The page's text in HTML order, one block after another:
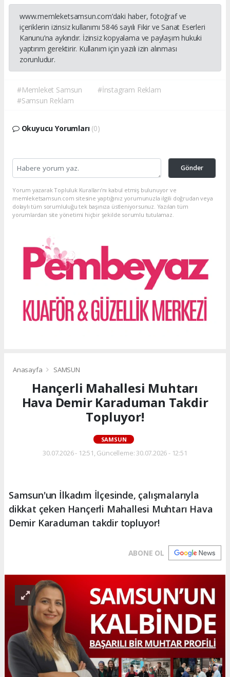
www.memleketsamsun.com’daki haber, fotoğraf ve
içeriklerin izinsiz kullanımı 5846 sayılı Fikir ve Sanat Eserleri
Kanunu’na aykırıdır. İzinsiz kopyalama ve paylaşım hukuki
yaptırım gerektirir. Kullanım için yazılı izin alınması
zorunludur.
#Memleket Samsun
#İnstagram Reklam
#Samsun Reklam
Okuyucu Yorumları (0)
Gönder
Yorum yazarak Topluluk Kuralları’nı kabul etmiş bulunuyor ve
memleketsamsun.com sitesine yaptığınız yorumunuzla ilgili doğrudan veya
dolaylı tüm sorumluluğu tek başınıza üstleniyorsunuz. Yazılan tüm
yorumlardan site yönetimi hiçbir şekilde sorumlu tutulamaz.
Anasayfa SAMSUN
Hançerli Mahallesi Muhtarı
Hava Demir Karaduman Takdir
Topluyor!
SAMSUN
30.07.2026 - 12:51, Güncelleme: 30.07.2026 - 12:51
Samsun'un İlkadım İlçesinde, çalışmalarıyla
dikkat çeken Hançerli Mahallesi Muhtarı Hava
Demir Karaduman takdir topluyor!
ABONE OL